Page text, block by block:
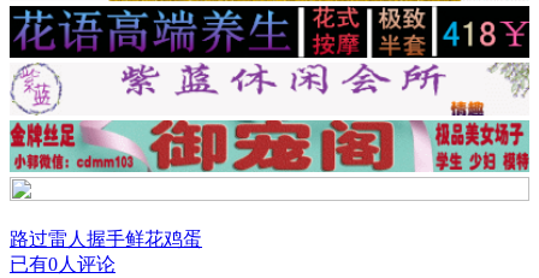
路过雷人 握手鲜花鸡蛋
已有0人评论